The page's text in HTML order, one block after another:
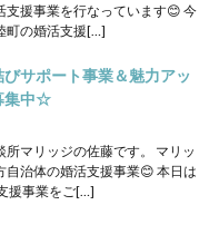
支援事業を行なっています😊 今
町の婚活支援[…]
サポート事業＆魅力アッ
集中☆
マリッジの佐藤です。 マリッ
自治体の婚活支援事業😊 本日は
援事業をご[…]